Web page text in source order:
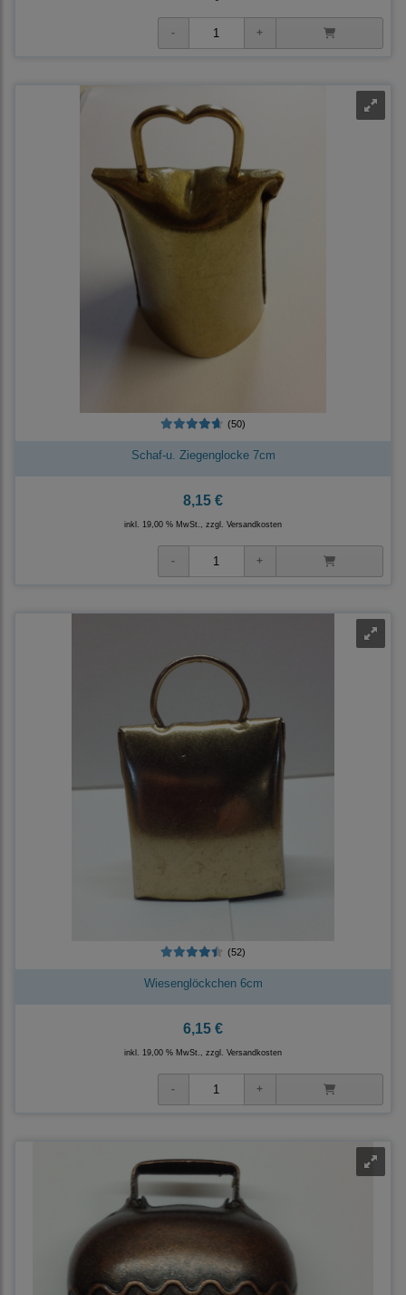
(50)
Schaf-u. Ziegenglocke 7cm
8,15 €
inkl. 19,00 % MwSt., zzgl. Versandkosten
(52)
Wiesenglöckchen 6cm
6,15 €
inkl. 19,00 % MwSt., zzgl. Versandkosten